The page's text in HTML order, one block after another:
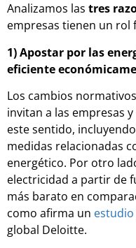
Analizamos las tres
empresas tienen un rol
1) Apostar por las
eficiente
Los cambios
invitan a las empresas
este sentido,
medidas relacionadas
energético. Por otro
electricidad a partir de
más barato en
como afirma un estudio
global Deloitte.